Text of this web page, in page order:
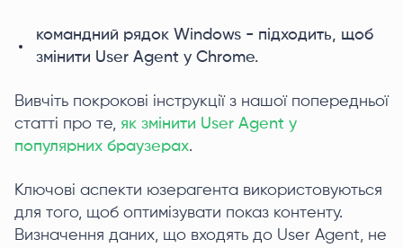
командний рядок Windows - підходить, щоб
змінити User Agent у Chrome.
Вивчіть покрокові інструкції з нашої попередньої
статті про те, як змінити User Agent у
популярних браузерах.
Ключові аспекти юзерагента використовуються
для того, щоб оптимізувати показ контенту.
Визначення даних, що входять до User Agent, не